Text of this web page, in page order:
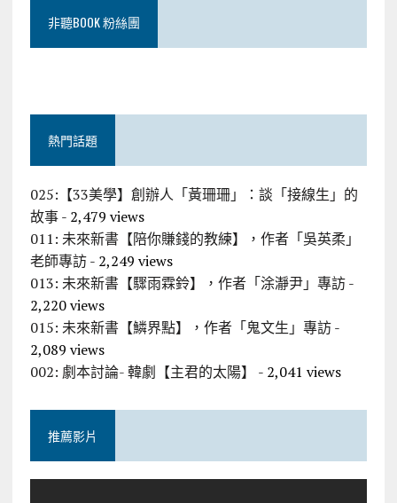
非聽BOOK 粉絲團
熱門話題
025:【33美學】創辦人「黃珊珊」：談「接線生」的
故事- 2,479 views
011: 未來新書【陪你賺錢的教練】，作者「吳英柔」
老師專訪- 2,249 views
013: 未來新書【驟雨霖鈴】，作者「涂瀞尹」專訪-
2,220 views
015: 未來新書【鱗界點】，作者「鬼文生」專訪-
2,089 views
002: 劇本討論- 韓劇【主君的太陽】
- 2,041 views
推薦影片